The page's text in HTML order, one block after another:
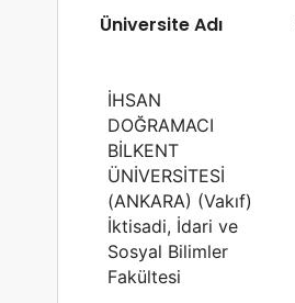
Üniversite Adı
İHSAN
DOĞRAMACI
BİLKENT
ÜNİVERSİTESİ
(ANKARA) (Vakıf)
İktisadi, İdari ve
Sosyal Bilimler
Fakültesi